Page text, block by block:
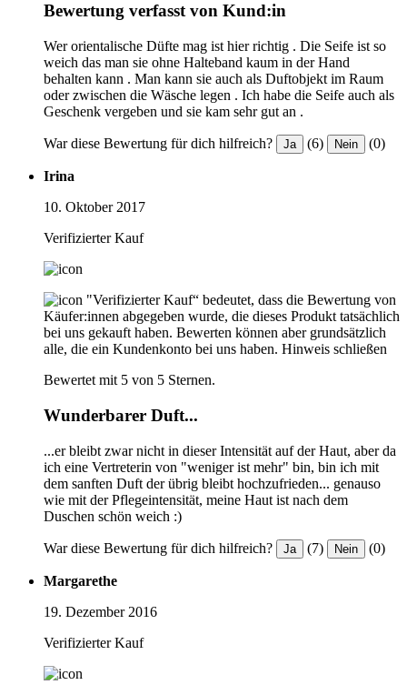
Bewertung verfasst von Kund:in
Wer orientalische Düfte mag ist hier richtig . Die Seife ist so
weich das man sie ohne Halteband kaum in der Hand
behalten kann . Man kann sie auch als Duftobjekt im Raum
oder zwischen die Wäsche legen . Ich habe die Seife auch als
Geschenk vergeben und sie kam sehr gut an .
War diese Bewertung für dich hilfreich? Ja (6) Nein (0)
Irina
10. Oktober 2017
Verifizierter Kauf
"Verifizierter Kauf“ bedeutet, dass die Bewertung von
Käufer:innen abgegeben wurde, die dieses Produkt tatsächlich
bei uns gekauft haben. Bewerten können aber grundsätzlich
alle, die ein Kundenkonto bei uns haben. Hinweis schließen
Bewertet mit 5 von 5 Sternen.
Wunderbarer Duft...
...er bleibt zwar nicht in dieser Intensität auf der Haut, aber da
ich eine Vertreterin von "weniger ist mehr" bin, bin ich mit
dem sanften Duft der übrig bleibt hochzufrieden... genauso
wie mit der Pflegeintensität, meine Haut ist nach dem
Duschen schön weich :)
War diese Bewertung für dich hilfreich? Ja (7) Nein (0)
Margarethe
19. Dezember 2016
Verifizierter Kauf